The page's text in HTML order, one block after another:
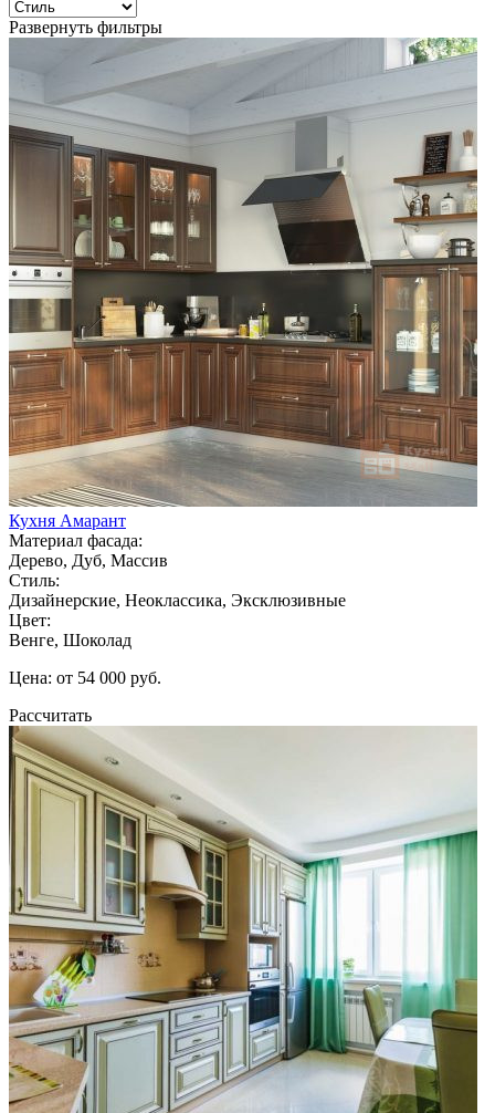
Развернуть фильтры
Кухня Амарант
Материал фасада:
Дерево, Дуб, Массив
Стиль:
Дизайнерские, Неоклассика, Эксклюзивные
Цвет:
Венге, Шоколад
Цена: от 54 000 руб.
Рассчитать